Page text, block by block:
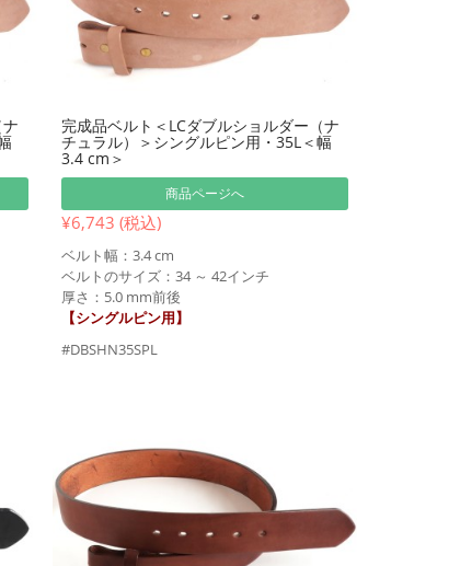
完成品ベルト＜LCダブルショルダー（ナ
チュラル）＞シングルピン用・35L＜幅
3.4 cm＞
商品ページへ
¥6,743 (税込)
ベルト幅：3.4 cm
ベルトのサイズ：34 ～ 42インチ
厚さ：5.0 mm前後
【シングルピン用】
#DBSHN35SPL